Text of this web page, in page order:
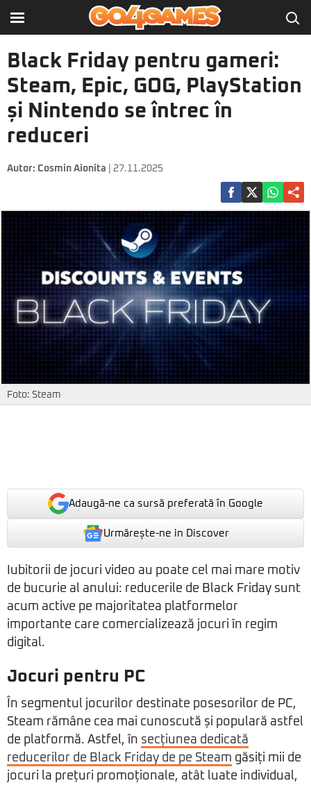
Black Friday pentru gameri:
Steam, Epic, GOG, PlayStation
și Nintendo se întrec în
reduceri
Autor: Cosmin Aionita | 27.11.2025
Foto: Steam
Adaugă-ne ca sursă preferată în Google
Urmărește-ne in Discover
Iubitorii de jocuri video au poate cel mai mare motiv
de bucurie al anului: reducerile de Black Friday sunt
acum active pe majoritatea platformelor
importante care comercializează jocuri în regim
digital.
Jocuri pentru PC
În segmentul jocurilor destinate posesorilor de PC,
Steam rămâne cea mai cunoscută și populară astfel
de platformă. Astfel, în secțiunea dedicată
reducerilor de Black Friday de pe Steam găsiți mii de
jocuri la prețuri promoționale, atât luate individual,